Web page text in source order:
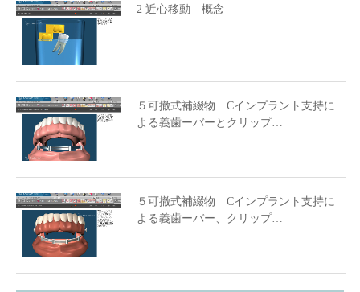
2 近心移動 概念
５可撤式補綴物 Cインプラント支持に
よる義歯ーバーとクリップ…
５可撤式補綴物 Cインプラント支持に
よる義歯ーバー、クリップ…